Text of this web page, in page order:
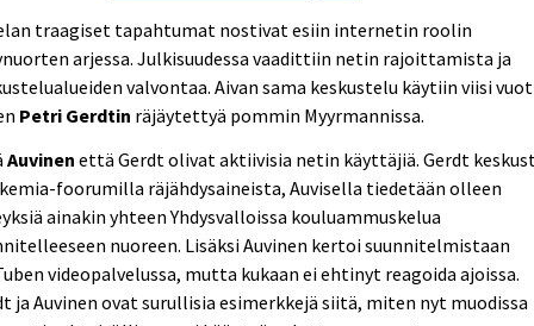
traagiset tapahtumat nostivat esiin internetin roolin
arjessa. Julkisuudessa vaadittiin netin rajoittamista ja
valvontaa. Aivan sama keskustelu käytiin viisi
Petri Gerdtin räjäytettyä pommin Myyrmannissa.
Auvinen että Gerdt olivat aktiivisia netin käyttäjiä. Gerdt
foorumilla räjähdysaineista, Auvisella tiedetään olleen
ainakin yhteen Yhdysvalloissa kouluammuskelua
nuoreen. Lisäksi Auvinen kertoi suunnitelmistaan
videopalvelussa, mutta kukaan ei ehtinyt reagoida ajoissa.
ja Auvinen ovat surullisia esimerkkejä siitä, miten nyt muodissa